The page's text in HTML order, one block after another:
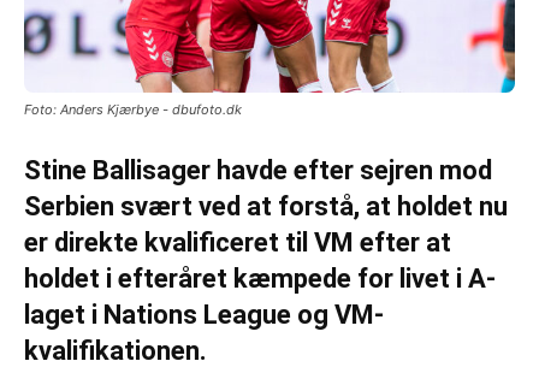
Foto: Anders Kjærbye - dbufoto.dk
Stine Ballisager havde efter sejren mod
Serbien svært ved at forstå, at holdet nu
er direkte kvalificeret til VM efter at
holdet i efteråret kæmpede for livet i A-
laget i Nations League og VM-
kvalifikationen.